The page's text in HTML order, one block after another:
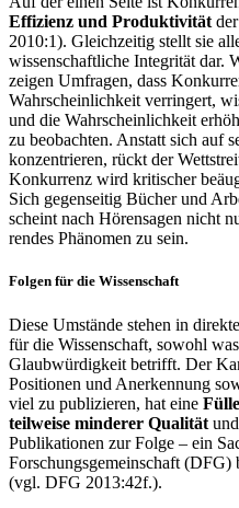
Effizienz und Produktivität
2010:1). Gleichzeitig stellt sie
wissenschaftliche Integrität dar.
zeigen Umfragen, dass
Wahrscheinlichkeit verringert,
und die Wahrscheinlichkeit
zu beob­achten. Anstatt sich auf
konzentrieren, rückt der
Konkurrenz wird kritischer
Sich gegenseitig Bücher und
scheint nach Hörensagen nicht
rendes Phänomen zu sein.
Folgen für die Wissenschaft
Diese Umstände stehen in
für die Wissenschaft, sowohl
Glaubwürdigkeit be­trifft. Der
Positionen und Aner­kennung
viel zu publizieren, hat eine
teilweise minderer Qualität
Publikationen zur Folge – ein
Forschungs­gemeinschaft (DFG)
(vgl. DFG 2013:42f.).